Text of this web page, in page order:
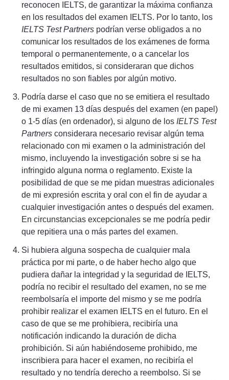
reconocen IELTS, de garantizar la máxima confianza
en los resultados del examen IELTS. Por lo tanto, los
IELTS Test Partners podrían verse obligados a no
comunicar los resultados de los exámenes de forma
temporal o permanentemente, o a cancelar los
resultados emitidos, si consideraran que dichos
resultados no son fiables por algún motivo.
Podría darse el caso que no se emitiera el resultado
de mi examen 13 días después del examen (en papel)
o 1-5 días (en ordenador), si alguno de los IELTS Test
Partners considerara necesario revisar algún tema
relacionado con mi examen o la administración del
mismo, incluyendo la investigación sobre si se ha
infringido alguna norma o reglamento. Existe la
posibilidad de que se me pidan muestras adicionales
de mi expresión escrita y oral con el fin de ayudar a
cualquier investigación antes o después del examen.
En circunstancias excepcionales se me podría pedir
que repitiera una o más partes del examen.
Si hubiera alguna sospecha de cualquier mala
práctica por mi parte, o de haber hecho algo que
pudiera dañar la integridad y la seguridad de IELTS,
podría no recibir el resultado del examen, no se me
reembolsaría el importe del mismo y se me podría
prohibir realizar el examen IELTS en el futuro. En el
caso de que se me prohibiera, recibiría una
notificación indicando la duración de dicha
prohibición. Si aún habiéndoseme prohibido, me
inscribiera para hacer el examen, no recibiría el
resultado y no tendría derecho a reembolso. Si se